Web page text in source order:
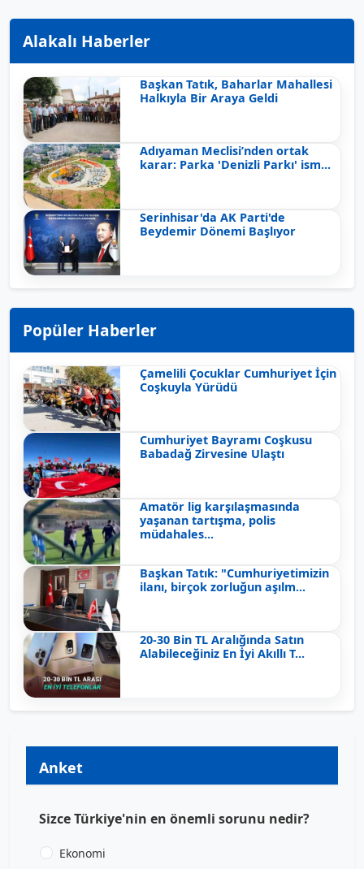
Alakalı Haberler
Başkan Tatık, Baharlar Mahallesi
Halkıyla Bir Araya Geldi
Adıyaman Meclisi’nden ortak
karar: Parka 'Denizli Parkı' ism...
Serinhisar'da AK Parti'de
Beydemir Dönemi Başlıyor
Popüler Haberler
Çamelili Çocuklar Cumhuriyet İçin
Coşkuyla Yürüdü
Cumhuriyet Bayramı Coşkusu
Babadağ Zirvesine Ulaştı
Amatör lig karşılaşmasında
yaşanan tartışma, polis
müdahales...
Başkan Tatık: "Cumhuriyetimizin
ilanı, birçok zorluğun aşılm...
20-30 Bin TL Aralığında Satın
Alabileceğiniz En İyi Akıllı T...
Anket
Sizce Türkiye'nin en önemli sorunu nedir?
Ekonomi